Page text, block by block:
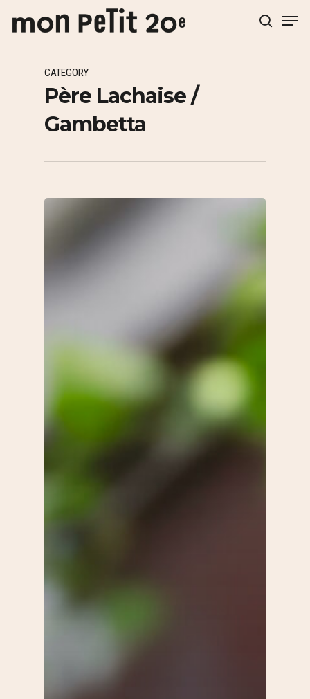
Hit enter to search or ESC to close
CATEGORY
Père Lachaise /
Gambetta